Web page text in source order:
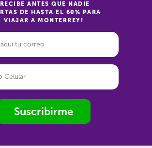
ANTES QUE NADIE
DE HASTA EL 60% PARA
VIAJAR A MONTERREY!
Suscribirme